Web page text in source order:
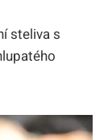
steliva s